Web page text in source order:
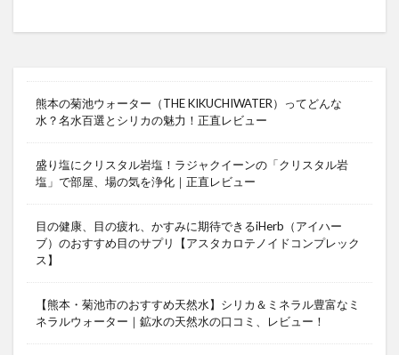
熊本の菊池ウォーター（THE KIKUCHIWATER）ってどんな
水？名水百選とシリカの魅力！正直レビュー
盛り塩にクリスタル岩塩！ラジャクイーンの「クリスタル岩
塩」で部屋、場の気を浄化｜正直レビュー
目の健康、目の疲れ、かすみに期待できるiHerb（アイハー
ブ）のおすすめ目のサプリ【アスタカロテノイドコンプレック
ス】
【熊本・菊池市のおすすめ天然水】シリカ＆ミネラル豊富なミ
ネラルウォーター｜鉱水の天然水の口コミ、レビュー！